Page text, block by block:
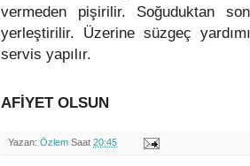
vermeden pişirilir. Soğuduktan
yerleştirilir. Üzerine süzgeç
servis yapılır.
AFİYET OLSUN
Yazan: Özlem Saat 20:45